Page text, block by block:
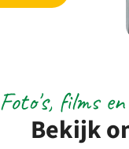
Bekijk
Foto's, films